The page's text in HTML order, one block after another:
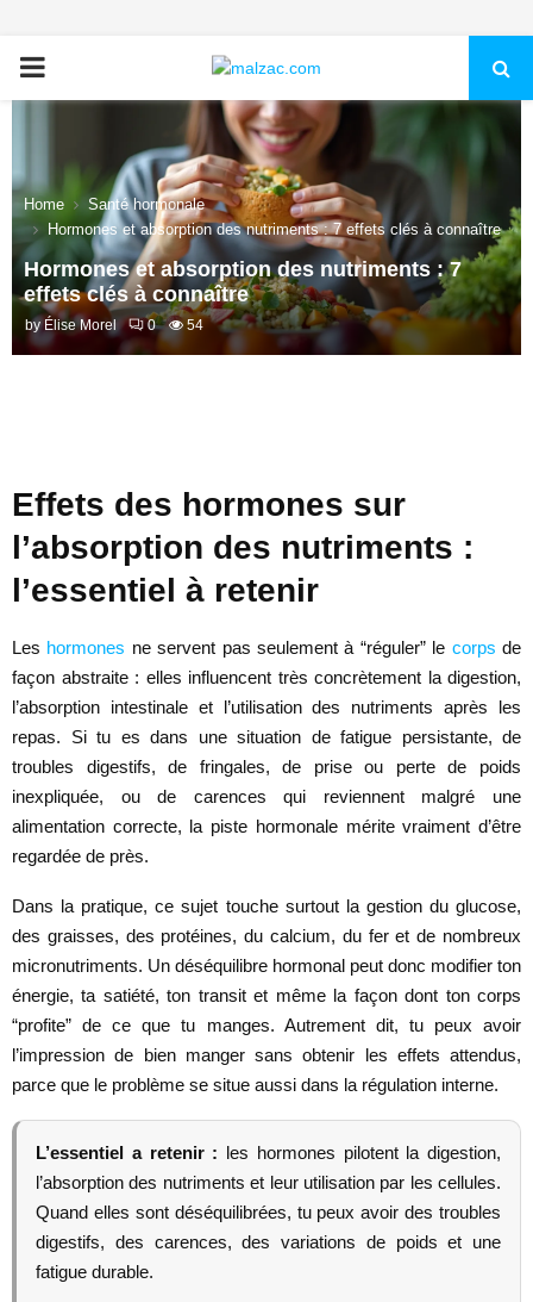
PRIMARY
Home
Santé hormonale
Hormones et absorption des nutriments : 7 effets clés à connaître
Hormones et absorption des nutriments : 7
effets clés à connaître
by Élise Morel 0 54
Effets des hormones sur
l’absorption des nutriments :
l’essentiel à retenir
Les hormones ne servent pas seulement à “réguler” le corps de
façon abstraite : elles influencent très concrètement la digestion,
l’absorption intestinale et l’utilisation des nutriments après les
repas. Si tu es dans une situation de fatigue persistante, de
troubles digestifs, de fringales, de prise ou perte de poids
inexpliquée, ou de carences qui reviennent malgré une
alimentation correcte, la piste hormonale mérite vraiment d’être
regardée de près.
Dans la pratique, ce sujet touche surtout la gestion du glucose,
des graisses, des protéines, du calcium, du fer et de nombreux
micronutriments. Un déséquilibre hormonal peut donc modifier ton
énergie, ta satiété, ton transit et même la façon dont ton corps
“profite” de ce que tu manges. Autrement dit, tu peux avoir
l’impression de bien manger sans obtenir les effets attendus,
parce que le problème se situe aussi dans la régulation interne.
L’essentiel a retenir : les hormones pilotent la digestion,
l’absorption des nutriments et leur utilisation par les cellules.
Quand elles sont déséquilibrées, tu peux avoir des troubles
digestifs, des carences, des variations de poids et une
fatigue durable.